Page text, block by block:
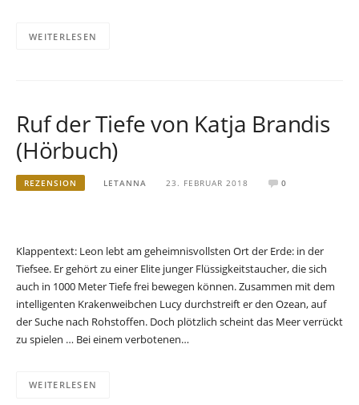
WEITERLESEN
Ruf der Tiefe von Katja Brandis
(Hörbuch)
REZENSION LETANNA 23. FEBRUAR 2018 0
Klappentext: Leon lebt am geheimnisvollsten Ort der Erde: in der
Tiefsee. Er gehört zu einer Elite junger Flüssigkeitstaucher, die sich
auch in 1000 Meter Tiefe frei bewegen können. Zusammen mit dem
intelligenten Krakenweibchen Lucy durchstreift er den Ozean, auf
der Suche nach Rohstoffen. Doch plötzlich scheint das Meer verrückt
zu spielen … Bei einem verbotenen…
WEITERLESEN